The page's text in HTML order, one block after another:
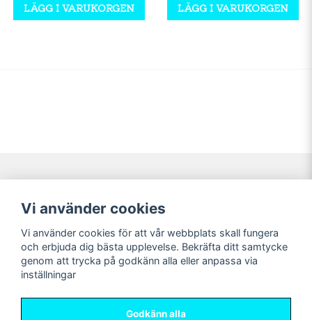
LÄGG I VARUKORGEN LÄGG I VARUKORGEN
Navigering
Nyheter!
Förbeställning
Mitt konto
Logga in
Registrera dig
Glömt lösenord?
Sociala medier
Vi använder cookies
Vi använder cookies för att vår webbplats skall fungera
och erbjuda dig bästa upplevelse. Bekräfta ditt samtycke
genom att trycka på godkänn alla eller anpassa via
inställningar
Godkänn alla